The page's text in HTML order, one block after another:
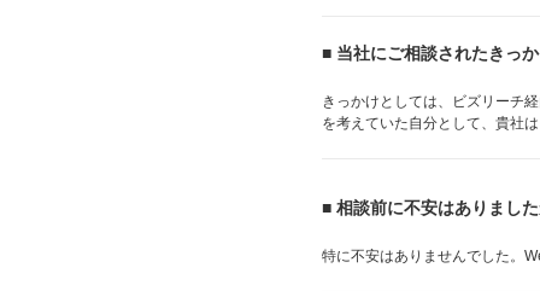
■ 当社にご相談されたきっ
きっかけとしては、ビズリーチ
を考えていた自分として、貴社
■ 相談前に不安はありまし
特に不安はありませんでした。